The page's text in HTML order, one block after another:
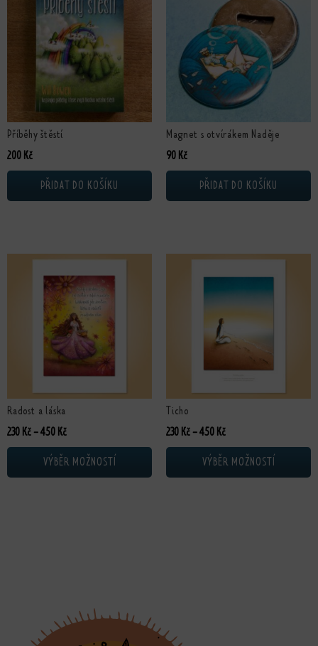
Příběhy štěstí
200 Kč
PŘIDAT DO KOŠÍKU
Magnet s otvírákem Naděje
90 Kč
PŘIDAT DO KOŠÍKU
Radost a láska
230 Kč –450 KčRozpětí cen: 230 Kč až 450 Kč
VÝBĚR MOŽNOSTÍ
Tento produkt má více variant. Možnosti lze vybrat na stránce produktu
Ticho
230 Kč –450 KčRozpětí cen: 230 Kč až
VÝBĚR MOŽNOSTÍ
Tento produkt má více variant.